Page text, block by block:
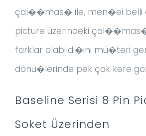
çal��mas� ile, men�ei belli
picture üzerindeki
farklar olabildi�ini mü�teri
dönü�lerinde pek çok kere
Baseline Serisi 8 Pin
Soket Üzerinden